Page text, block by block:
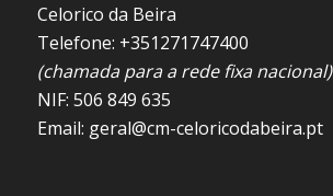
Celorico da Beira
Telefone: +351271747400
(chamada para a rede fixa nacional)
NIF: 506 849 635
Email: geral@cm-celoricodabeira.pt